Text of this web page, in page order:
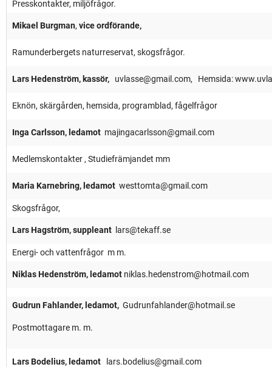
Presskontakter, miljöfrågor.
Mikael Burgman, vice ordförande,
Ramunderbergets naturreservat, skogsfrågor.
Lars Hedenström, kassör, uvlasse@gmail.com, Hemsida:
Eknön, skärgården, hemsida, programblad, fågelfrågor
Inga Carlsson, ledamot majingacarlsson@gmail.com
Medlemskontakter , Studiefrämjandet mm
Maria Karnebring, ledamot westtomta@gmail.com
Skogsfrågor,
Lars Hagström, suppleantlars@tekaff.se
Energi- och vattenfrågor m m.
Niklas Hedenström, ledamotniklas.hedenstrom@hotmail.com
Gudrun Fahlander, ledamot, Gudrunfahlander@hotmail.se
Postmottagare m. m.
Lars Bodelius, ledamot lars.bodelius@gmail.com